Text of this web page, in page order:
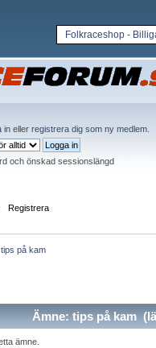
Folkraceshop -
in eller registrera dig som ny medlem
och önskad sessionslängd
Registrera
tips på kam
Ämne: tips på kam
ämne.